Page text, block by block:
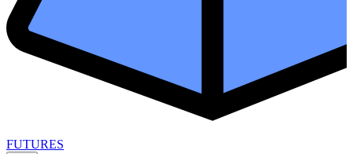
FUTURES